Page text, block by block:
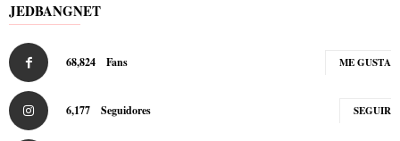
JEDBANGNET
68,824 Fans ME GUSTA
6,177 Seguidores SEGUIR